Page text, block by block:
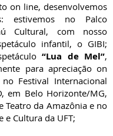
on line, desenvolvemos
estivemos no Palco
Cultural, com nosso
infantil, o GIBI;
“Lua de Mel”,
para apreciação on
Festival Internacional
em Belo Horizonte/MG,
Teatro da Amazônia e no
e Cultura da UFT;